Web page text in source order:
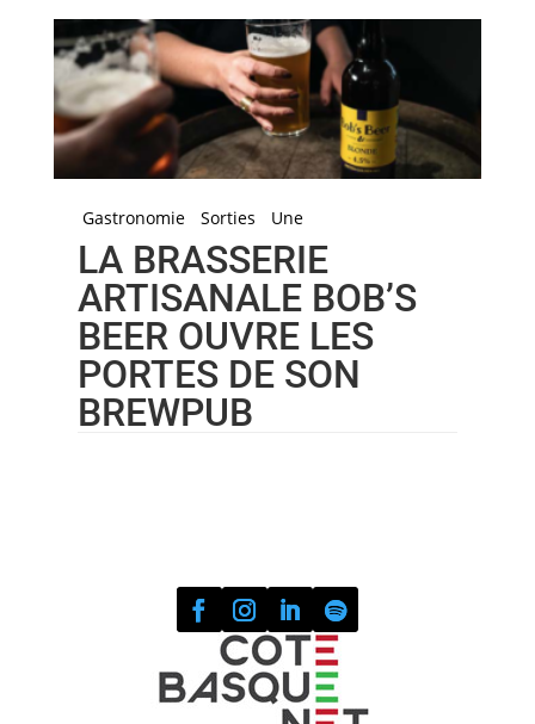
Gastronomie Sorties Une
LA BRASSERIE
ARTISANALE BOB’S
BEER OUVRE LES
PORTES DE SON
BREWPUB